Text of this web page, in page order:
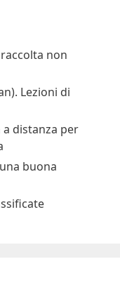
non
Lezioni di
distanza per
buona